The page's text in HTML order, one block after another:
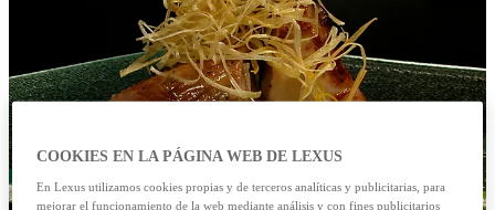
COOKIES EN LA PÁGINA WEB DE LEXUS
En Lexus utilizamos cookies propias y de terceros analíticas y publicitarias, para
mejorar el funcionamiento de la web mediante análisis y con fines publicitarios